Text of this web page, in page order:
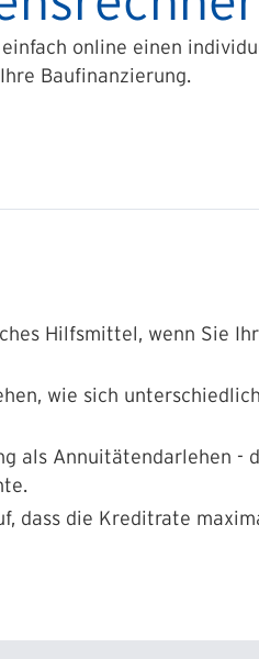
online einen
Baufinanzierung.
Hilfsmittel, wenn Sie
wie sich
als Annuitätendarlehen -
dass die Kreditrate